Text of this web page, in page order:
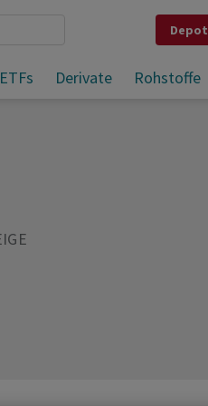
Depot
ETFs Derivate Rohstoffe